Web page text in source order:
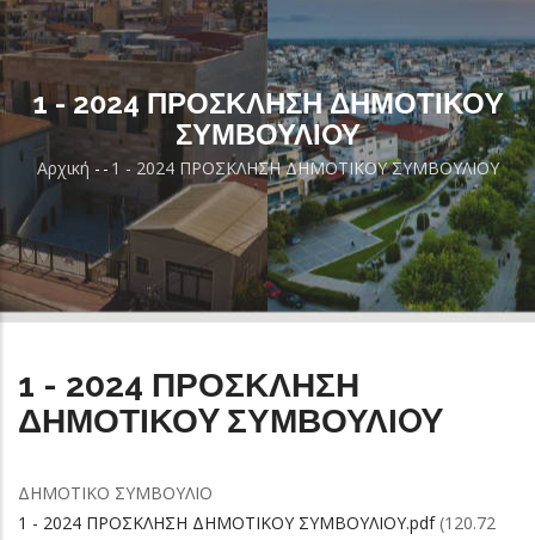
1 - 2024 ΠΡΟΣΚΛΗΣΗ ΔΗΜΟΤΙΚΟY
ΣΥΜΒΟΥΛΙOY
Breadcrumb
Αρχική - - 1 - 2024 ΠΡΟΣΚΛΗΣΗ ΔΗΜΟΤΙΚΟY ΣΥΜΒΟΥΛΙOY
1 - 2024 ΠΡΟΣΚΛΗΣΗ
ΔΗΜΟΤΙΚΟY ΣΥΜΒΟΥΛΙOY
ΔΗΜΟΤΙΚΟ ΣΥΜΒΟΥΛΙΟ
1 - 2024 ΠΡΟΣΚΛΗΣΗ ΔΗΜΟΤΙΚΟY ΣΥΜΒΟΥΛΙΟY.pdf (120.72